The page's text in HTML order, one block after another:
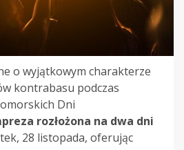
o wyjątkowym charakterze
kontrabasu podczas
Dni
rozłożona na dwa dni
28 listopada, oferując